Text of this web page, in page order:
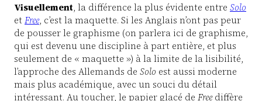
Visuellement, la différence la plus évidente entre Solo
et Free, c’est la maquette. Si les Anglais n’ont pas peur
de pousser le graphisme (on parlera ici de graphisme,
qui est devenu une discipline à part entière, et plus
seulement de « maquette ») à la limite de la lisibilité,
l’approche des Allemands de Solo est aussi moderne
mais plus académique, avec un souci du détail
intéressant. Au toucher, le papier glacé de Freediffère